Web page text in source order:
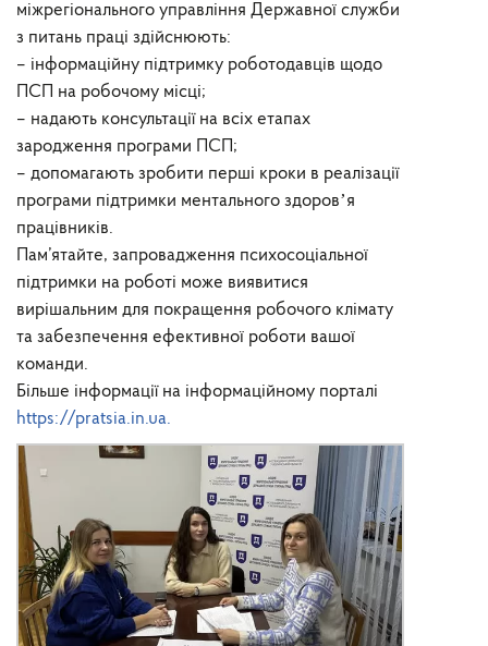
міжрегіонального управління Державної служби
з питань праці здійснюють:
– інформаційну підтримку роботодавців щодо
ПСП на робочому місці;
– надають консультації на всіх етапах
зародження програми ПСП;
– допомагають зробити перші кроки в реалізації
програми підтримки ментального здоровʼя
працівників.
Пам’ятайте, запровадження психосоціальної
підтримки на роботі може виявитися
вирішальним для покращення робочого клімату
та забезпечення ефективної роботи вашої
команди.
Більше інформації на інформаційному порталі
https://pratsia.in.ua.